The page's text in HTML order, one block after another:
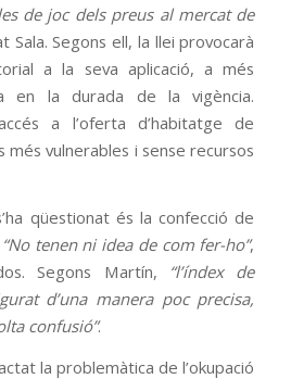
de joc dels preus al mercat de
Sala. Segons ell, la llei provocarà
a la seva aplicació, a més
en la durada de la vigència.
a l’oferta d’habitatge de
més vulnerables i sense recursos
qüestionat és la confecció de
“No tenen ni idea de com fer-ho”,
Segons Martín, “l’índex de
d’una manera poc precisa,
confusió”.
la problemàtica de l’okupació